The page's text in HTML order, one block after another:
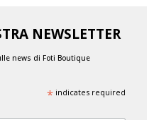
NEWSLETTER
news di Foti Boutique
*indicates required